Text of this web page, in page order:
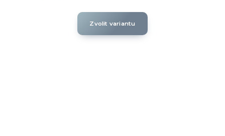
Zvolit variantu